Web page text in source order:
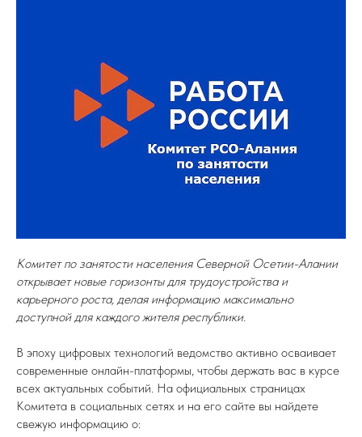
Комитет по занятости населения Северной Осетии-Алании
открывает новые горизонты для трудоустройства и
карьерного роста, делая информацию максимально
доступной для каждого жителя республики.
В эпоху цифровых технологий ведомство активно осваивает
современные онлайн-платформы, чтобы держать вас в курсе
всех актуальных событий. На официальных страницах
Комитета в социальных сетях и на его сайте вы найдете
свежую информацию о: